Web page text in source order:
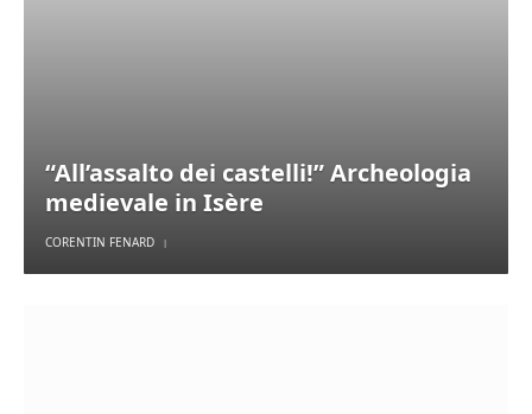
“All’assalto dei castelli!” Archeologia
medievale in Isère
CORENTIN FENARD